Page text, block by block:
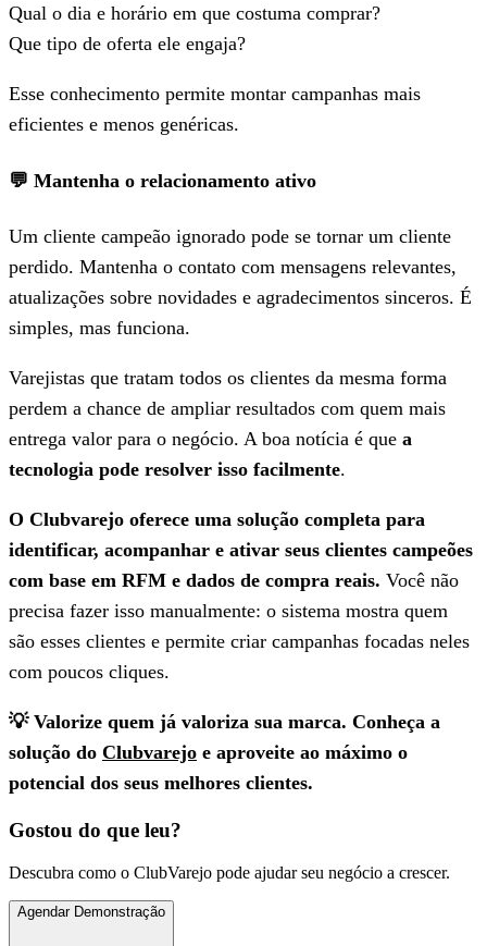
Qual o dia e horário em que costuma comprar?
Que tipo de oferta ele engaja?
Esse conhecimento permite montar campanhas mais
eficientes e menos genéricas.
💬 Mantenha o relacionamento ativo
Um cliente campeão ignorado pode se tornar um cliente
perdido. Mantenha o contato com mensagens relevantes,
atualizações sobre novidades e agradecimentos sinceros. É
simples, mas funciona.
Varejistas que tratam todos os clientes da mesma forma
perdem a chance de ampliar resultados com quem mais
entrega valor para o negócio. A boa notícia é que a
tecnologia pode resolver isso facilmente.
O Clubvarejo oferece uma solução completa para
identificar, acompanhar e ativar seus clientes campeões
com base em RFM e dados de compra reais. Você não
precisa fazer isso manualmente: o sistema mostra quem
são esses clientes e permite criar campanhas focadas neles
com poucos cliques.
💡 Valorize quem já valoriza sua marca. Conheça a
solução do Clubvarejo e aproveite ao máximo o
potencial dos seus melhores clientes.
Gostou do que leu?
Descubra como o ClubVarejo pode ajudar seu negócio a crescer.
Agendar Demonstração